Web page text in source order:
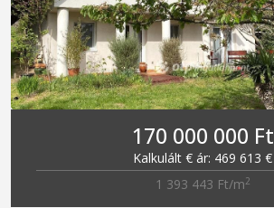
170 000 000 Ft
Kalkulált € ár: 469 613 €
1 393 443 Ft/m2